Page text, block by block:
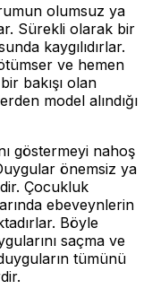
olumsuz ya
Sürekli olarak bir
kaygılıdırlar.
ve hemen
bakışı olan
model alındığı
göstermeyi nahoş
önemsiz ya
Çocukluk
ebeveynlerin
Böyle
saçma ve
tümünü